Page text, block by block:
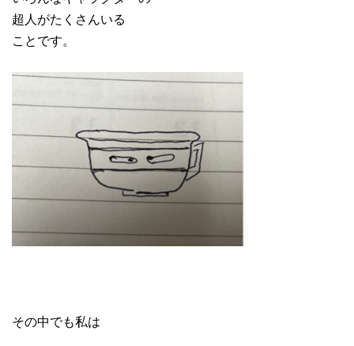
超人がたくさんいる
ことです。
その中でも私は